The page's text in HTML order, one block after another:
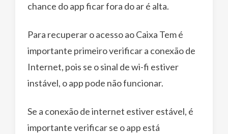
chance do app ficar fora do ar é alta.
Para recuperar o acesso ao Caixa Tem é
importante primeiro verificar a conexão de
Internet, pois se o sinal de wi-fi estiver
instável, o app pode não funcionar.
Se a conexão de internet estiver estável, é
importante verificar se o app está